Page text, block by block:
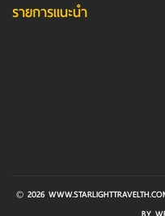
รายการแนะนำ
© 2026